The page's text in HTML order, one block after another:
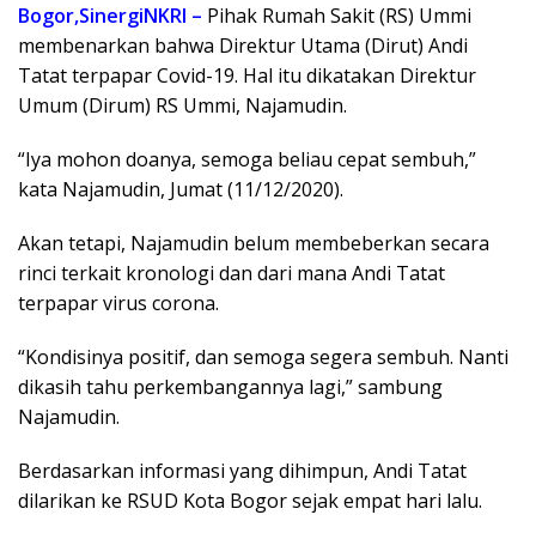
e
b
o
o
k
itt
er
at
s
A
p
p
e e
gr
a
m
ar
e
Bogor,SinergiNKRI – Pihak Rumah Sakit (RS) Ummi
membenarkan bahwa Direktur Utama (Dirut) Andi
Tatat terpapar Covid-19. Hal itu dikatakan Direktur
Umum (Dirum) RS Ummi, Najamudin.
“Iya mohon doanya, semoga beliau cepat sembuh,”
kata Najamudin, Jumat (11/12/2020).
Akan tetapi, Najamudin belum membeberkan secara
rinci terkait kronologi dan dari mana Andi Tatat
terpapar virus corona.
“Kondisinya positif, dan semoga segera sembuh. Nanti
dikasih tahu perkembangannya lagi,” sambung
Najamudin.
Berdasarkan informasi yang dihimpun, Andi Tatat
dilarikan ke RSUD Kota Bogor sejak empat hari lalu.